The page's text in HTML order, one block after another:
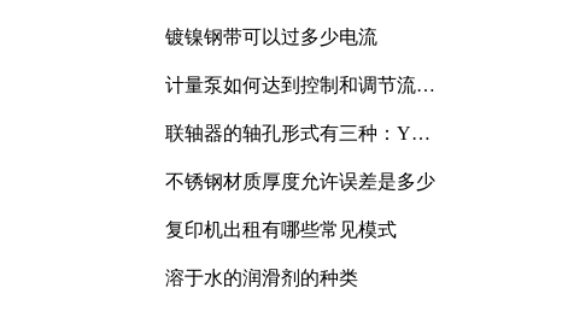
镀镍钢带可以过多少电流
计量泵如何达到控制和调节流量
联轴器的轴孔形式有三种：Y
不锈钢材质厚度允许误差是多少
复印机出租有哪些常见模式
溶于水的润滑剂的种类